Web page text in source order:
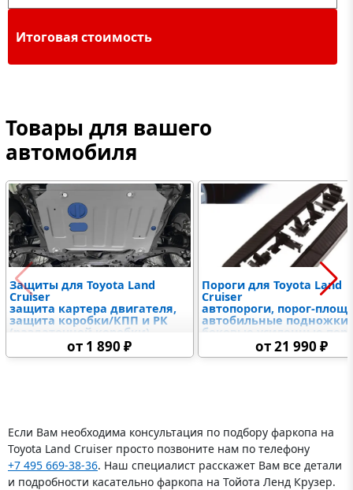
Итоговая стоимость
Товары для вашего
автомобиля
Защиты для Toyota Land
Cruiser
защита картера двигателя,
защита коробки/КПП и РК
(раздаточной коробки),
защыита радиатора и
дифференциалов,
от 1 890 ₽
Пороги для Toyota Land
Cruiser
автопороги, порог-
автобильные подножки,
боковые усиленные
от 21 990 ₽
Если Вам необходима консультация по подбору фаркопа на
Toyota Land Cruiser просто позвоните нам по телефону
+7 495 669-38-36. Наш специалист расскажет Вам все детали
и подробности касательно фаркопа на Тойота Ленд Крузер.